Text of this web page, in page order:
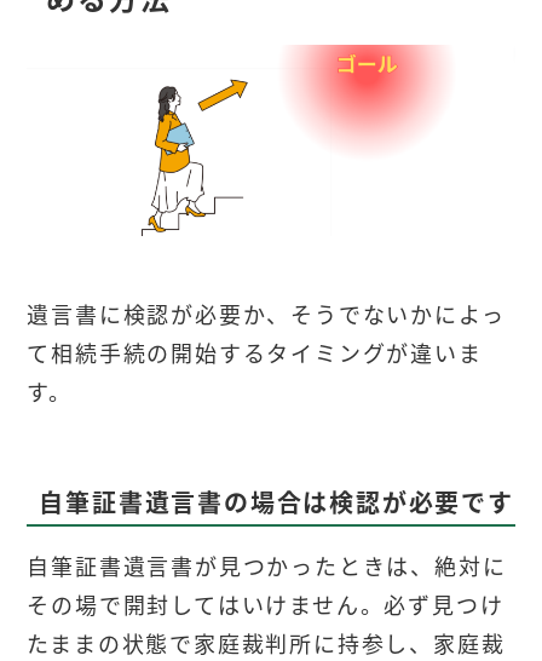
遺言書に検認が必要か、そうでないかによっ
て相続手続の開始するタイミングが違いま
す。
自筆証書遺言書の場合は検認が必要です
自筆証書遺言書が見つかったときは、絶対に
その場で開封してはいけません。必ず見つけ
たままの状態で家庭裁判所に持参し、家庭裁